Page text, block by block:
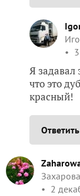
Я задавал
что это
красный!
Ответить
2